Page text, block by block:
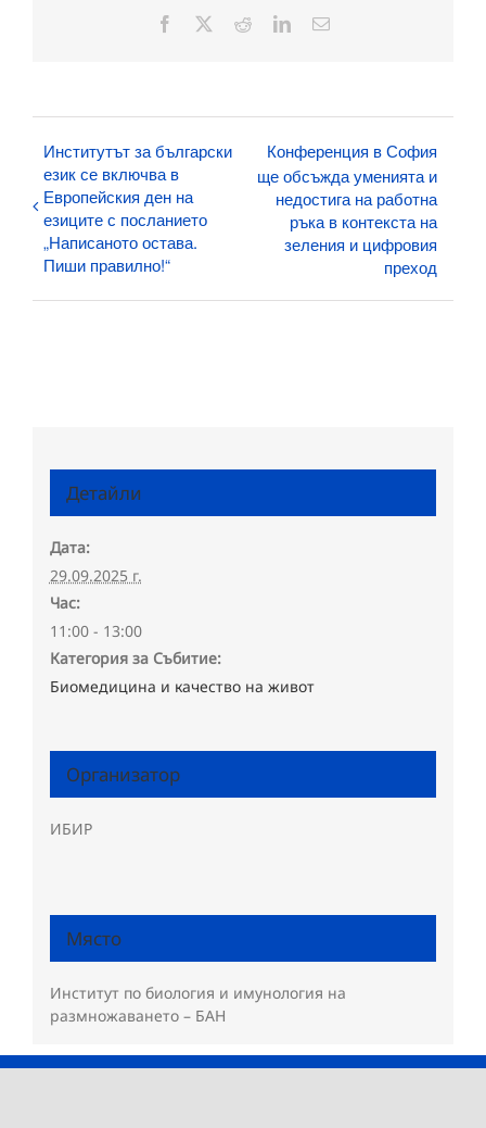
Facebook RedditLinkedInЕлектронна
Институтът за български
език се включва в
Европейския ден на
езиците с посланието
„Написаното остава.
Пиши правилно!“
Конференция в София
ще обсъжда уменията и
недостига на работна
ръка в контекста на
зеления и цифровия
преход
Детайли
Дата:
29.09.2025 г.
Час:
11:00 - 13:00
Категория за Събитие:
Биомедицина и качество на живот
Организатор
ИБИР
Място
Институт по биология и имунология на
размножаването – БАН